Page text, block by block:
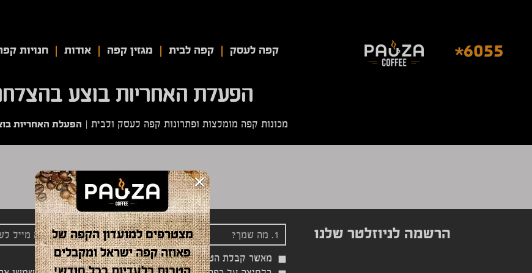
קפה לעסק קפה לבית מגזין קפה אודות חנויות
הפעלת האחריות בוצע
מכונות קפה מומלצות ופתרונות קפה לעסק ולבית הפעלת האחריות
הפעלת האחריות בוצע בהצלחה
הרשמה לניוזלטר שלנו
מאשר קבלת הטבות ומבצעים משתלמים
מצטרפים למועדון הקפה של
פאוזה קפה ישראל ומקבלים
×